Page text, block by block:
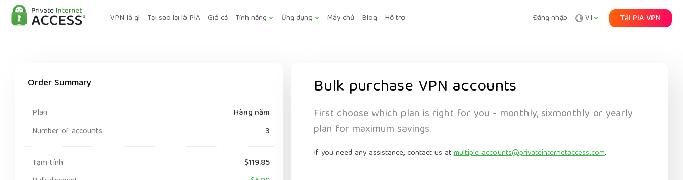
VPN là gì Tại sao lại là PIA Giá cả Tính năng Ứng dụng Máy chủ Blog Hỗ trợ Đăng nhập VI Tải PIA VPN
Order Summary
Plan
Hàng năm
Number of accounts
3
Tạm tính
$119.85
Bulk purchase VPN accounts
First choose which plan is right for you - monthly, sixmonthly or yearly
plan for maximum savings.
If you need any assistance, contact us atmultiple-accounts@privateinternetaccess.com.